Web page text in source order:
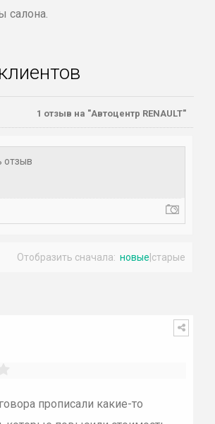
салона.
1 отзыв на "Автоцентр RENAULT"
Отобразить сначала: новые|старые
прописали какие-то